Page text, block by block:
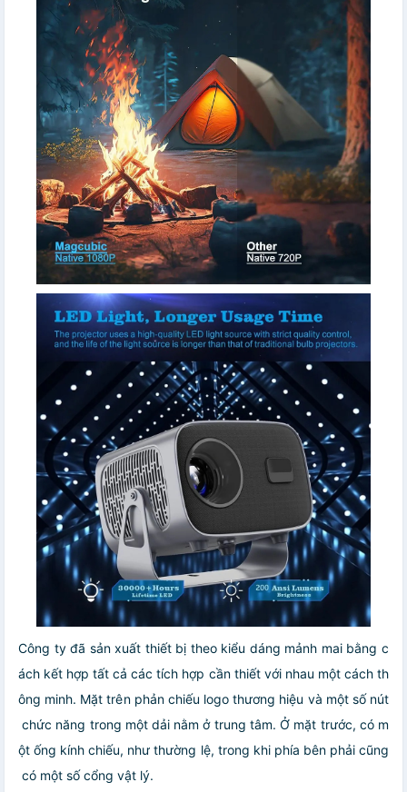
Công ty đã sản xuất thiết bị theo kiểu dáng mảnh mai bằng c
ách kết hợp tất cả các tích hợp cần thiết với nhau một cách th
ông minh. Mặt trên phản chiếu logo thương hiệu và một số nút
chức năng trong một dải nằm ở trung tâm. Ở mặt trước, có m
ột ống kính chiếu, như thường lệ, trong khi phía bên phải cũng
có một số cổng vật lý.